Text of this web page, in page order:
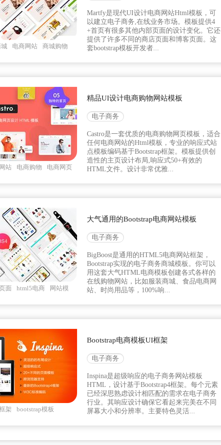
城 电商网站
商城购物
Martfy是现代UI设计电商网站Html模板，可
以建立电子商务,在线业务市场。模板提供4
+首页有很多其他内部页面的设计变化。它还
提供了许多不同的商店页面和博客页面。这
套bootstrap模板开发者...
站 电商购物
电商网页
精品UI设计电商购物网站模板
电子商务
Castro是一套优质的电商购物网页模板，适合
任何电商网站的Html模板，专业的响应式站
点模板编码基于Bootstrap框架。模板提供创
造性的主页设计布局,响应式50+有效的
HTML文件。设计非常优雅...
面 html5电商
网站模
大气通用的Bootstrap电商网站模板
电子商务
BigBoost是通用的HTML5电商网站框架，
Bootstrap实现的电子商务商城模板。你可以
用这套大气HTML电商模板创建各式各样的
在线购物网站，比如服装商城、食品电商网
站、时尚用品等，100%响...
架
bootstrap模板
Bootstrap电商模板UI框架
电子商务
Inspina是超级响应的电子商务网站模板
HTML，设计基于Bootstrap4框架。每个元素
已经深思熟虑设计相匹配的需求在电子商务
行业。其响应设计确保它看起来完美在不同
屏幕大小和分辨率。主要特色灵活...